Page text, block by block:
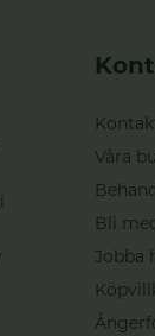
Våra
Bli
Jobba